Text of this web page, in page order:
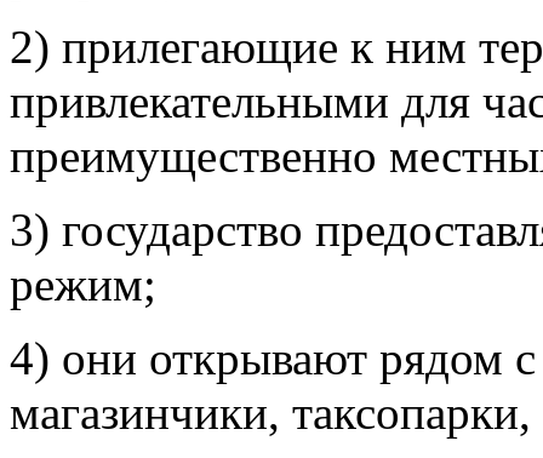
2) прилегающие к ним
привлекательными для
преимущественно
3) государство
режим;
4) они открывают рядом
магазинчики,